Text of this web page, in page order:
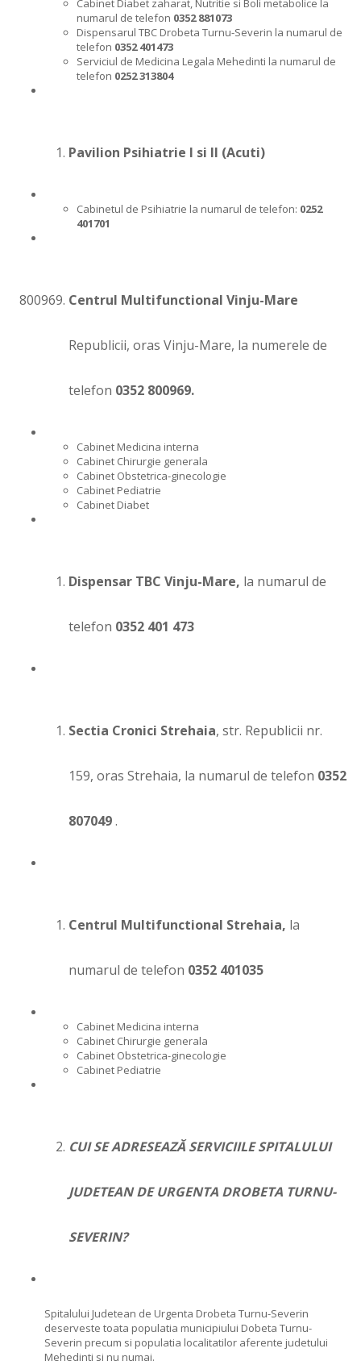
Cabinet Diabet zaharat, Nutritie si Boli metabolice la
numarul de telefon 0352 881073
Dispensarul TBC Drobeta Turnu-Severin la numarul de
telefon 0352 401473
Serviciul de Medicina Legala Mehedinti la numarul de
telefon 0252 313804
Pavilion Psihiatrie I si II (Acuti)
Cabinetul de Psihiatrie la numarul de telefon: 0252
401701
Centrul Multifunctional Vinju-Mare
Republicii, oras Vinju-Mare, la numerele de
telefon 0352 800969.
Cabinet Medicina interna
Cabinet Chirurgie generala
Cabinet Obstetrica-ginecologie
Cabinet Pediatrie
Cabinet Diabet
Dispensar TBC Vinju-Mare, la numarul de
telefon 0352 401 473
Sectia Cronici Strehaia, str. Republicii nr.
159, oras Strehaia, la numarul de telefon 0352
807049.
Centrul Multifunctional Strehaia, la
numarul de telefon 0352 401035
Cabinet Medicina interna
Cabinet Chirurgie generala
Cabinet Obstetrica-ginecologie
Cabinet Pediatrie
CUI SE ADRESEAZĂ SERVICIILE SPITALULUI
JUDETEAN DE URGENTA DROBETA TURNU-
SEVERIN?
Spitalului Judetean de Urgenta Drobeta Turnu-Severin
deserveste toata populatia municipiului Dobeta Turnu-
Severin precum si populatia localitatilor aferente judetului
Mehedinti si nu numai.